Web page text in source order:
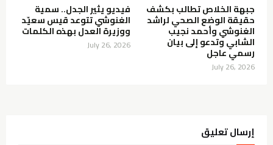
جبهة الخلاص تطالب بكشف
حقيقة الوضع الصحي لراشد
الغنوشي وأحمد نجيب
الشابي وتدعو إلى بيان
رسمي عاجل
July 26, 2026
فيديو يثير الجدل.. سمية
الغنوشي تتوعد قيس سعيّد
ووزيرة العدل بهذه الكلمات
July 26, 2026
إرسال تعليق